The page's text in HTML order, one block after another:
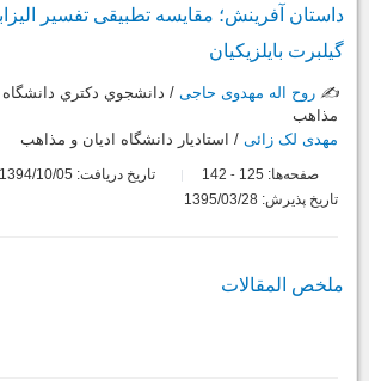
داستان آفرینش؛ مقایسه تطبیقی تفسیر
گیلبرت بایلزیکیان
✍️ روح اله مهدوی حاجی / دانشجوي دكتري دانشگاه
مذاهب
مهدی لک زائی / استاديار دانشگاه اديان و مذاهب
صفحه‌ها: 125
-
تاریخ دریافت: 1394/10/05
تاریخ پذیرش: 1395/03/28
ملخص المقالات